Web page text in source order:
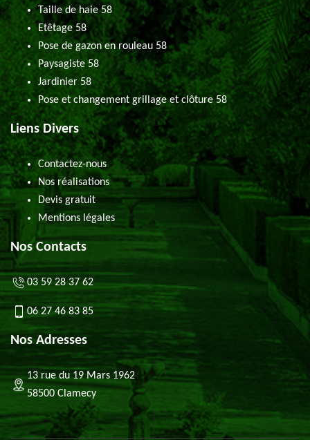
Taille de haie 58
Etêtage 58
Pose de gazon en rouleau 58
Paysagiste 58
Jardinier 58
Pose et changement grillage et clôture 58
Liens Divers
Contactez-nous
Nos réalisations
Devis gratuit
Mentions légales
Nos Contacts
03 59 28 37 62
06 27 46 83 85
Nos Adresses
13 rue du 19 Mars 1962
58500 Clamecy